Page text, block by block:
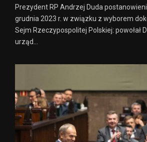
Prezydent RP Andrzej Duda
grudnia 2023 r. w związku z wyborem
Sejm Rzeczypospolitej Polskiej: powołał
urząd...